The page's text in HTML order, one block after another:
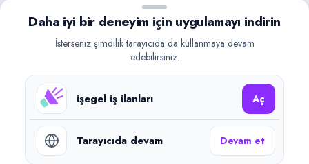
Güncel iş ilanlarını takip edin, işverenlerle hızlıca
iletişime geçin.
Google Play
©2026işegel.net. Tüm hakları saklıdır.
Daha iyi bir deneyim için uygulamayı indirin
İsterseniz şimdilik tarayıcıda da kullanmaya devam
edebilirsiniz.
işegel iş ilanları Aç
Tarayıcıda devam Devam et